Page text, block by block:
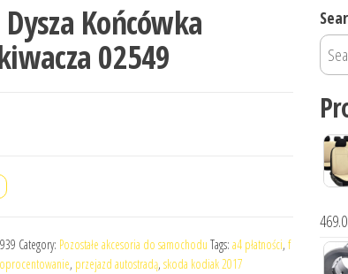
Dysza Końcówka
02549
Category: Pozostałe akcesoria do samochodu Tags: a4 płatności, f
, przejazd autostradą, skoda kodiak 2017